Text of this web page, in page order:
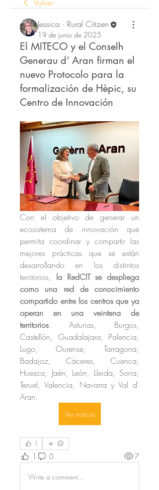
Volver
Jessica · Rural Citizen
19 de junio de 2025
El MITECO y el Conselh
Generau d’ Aran firman el
nuevo Protocolo para la
formalización de Hèpic, su
Centro de Innovación
Con el objetivo de generar un
ecosistema de innovación que
permita coordinar y compartir las
mejores prácticas que se están
desarrollando en los distintos
territorios, la RedCIT se despliega
como una red de conocimiento
compartido entre los centros que ya
operan en una veintena de
territorios: Asturias, Burgos,
Castellón, Guadalajara, Palencia,
Lugo, Ourense, Tarragona,
Badajoz, Cáceres, Cuenca,
Huesca, Jaén, León, Lleida, Soria,
Teruel, Valencia, Navarra y Val d’
Aran.
Ver noticia
1
1 0 7
Write a comment...